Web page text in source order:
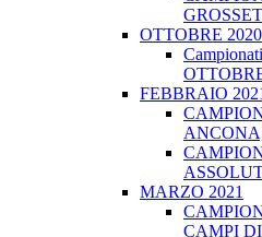
OTTOBRE 2020
FEBBRAIO
MARZO 2021
CAMPI